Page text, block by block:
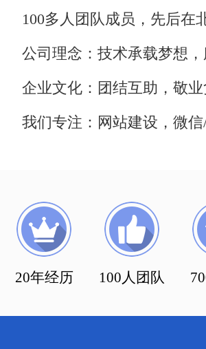
100多人团队成员，先后在
公司理念：技术承载梦想
企业文化：团结互助，敬
我们专注：网站建设，微
20年经历 100人团队